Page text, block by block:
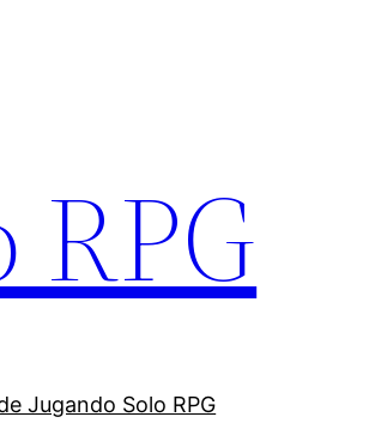
RPG
Jugando Solo RPG